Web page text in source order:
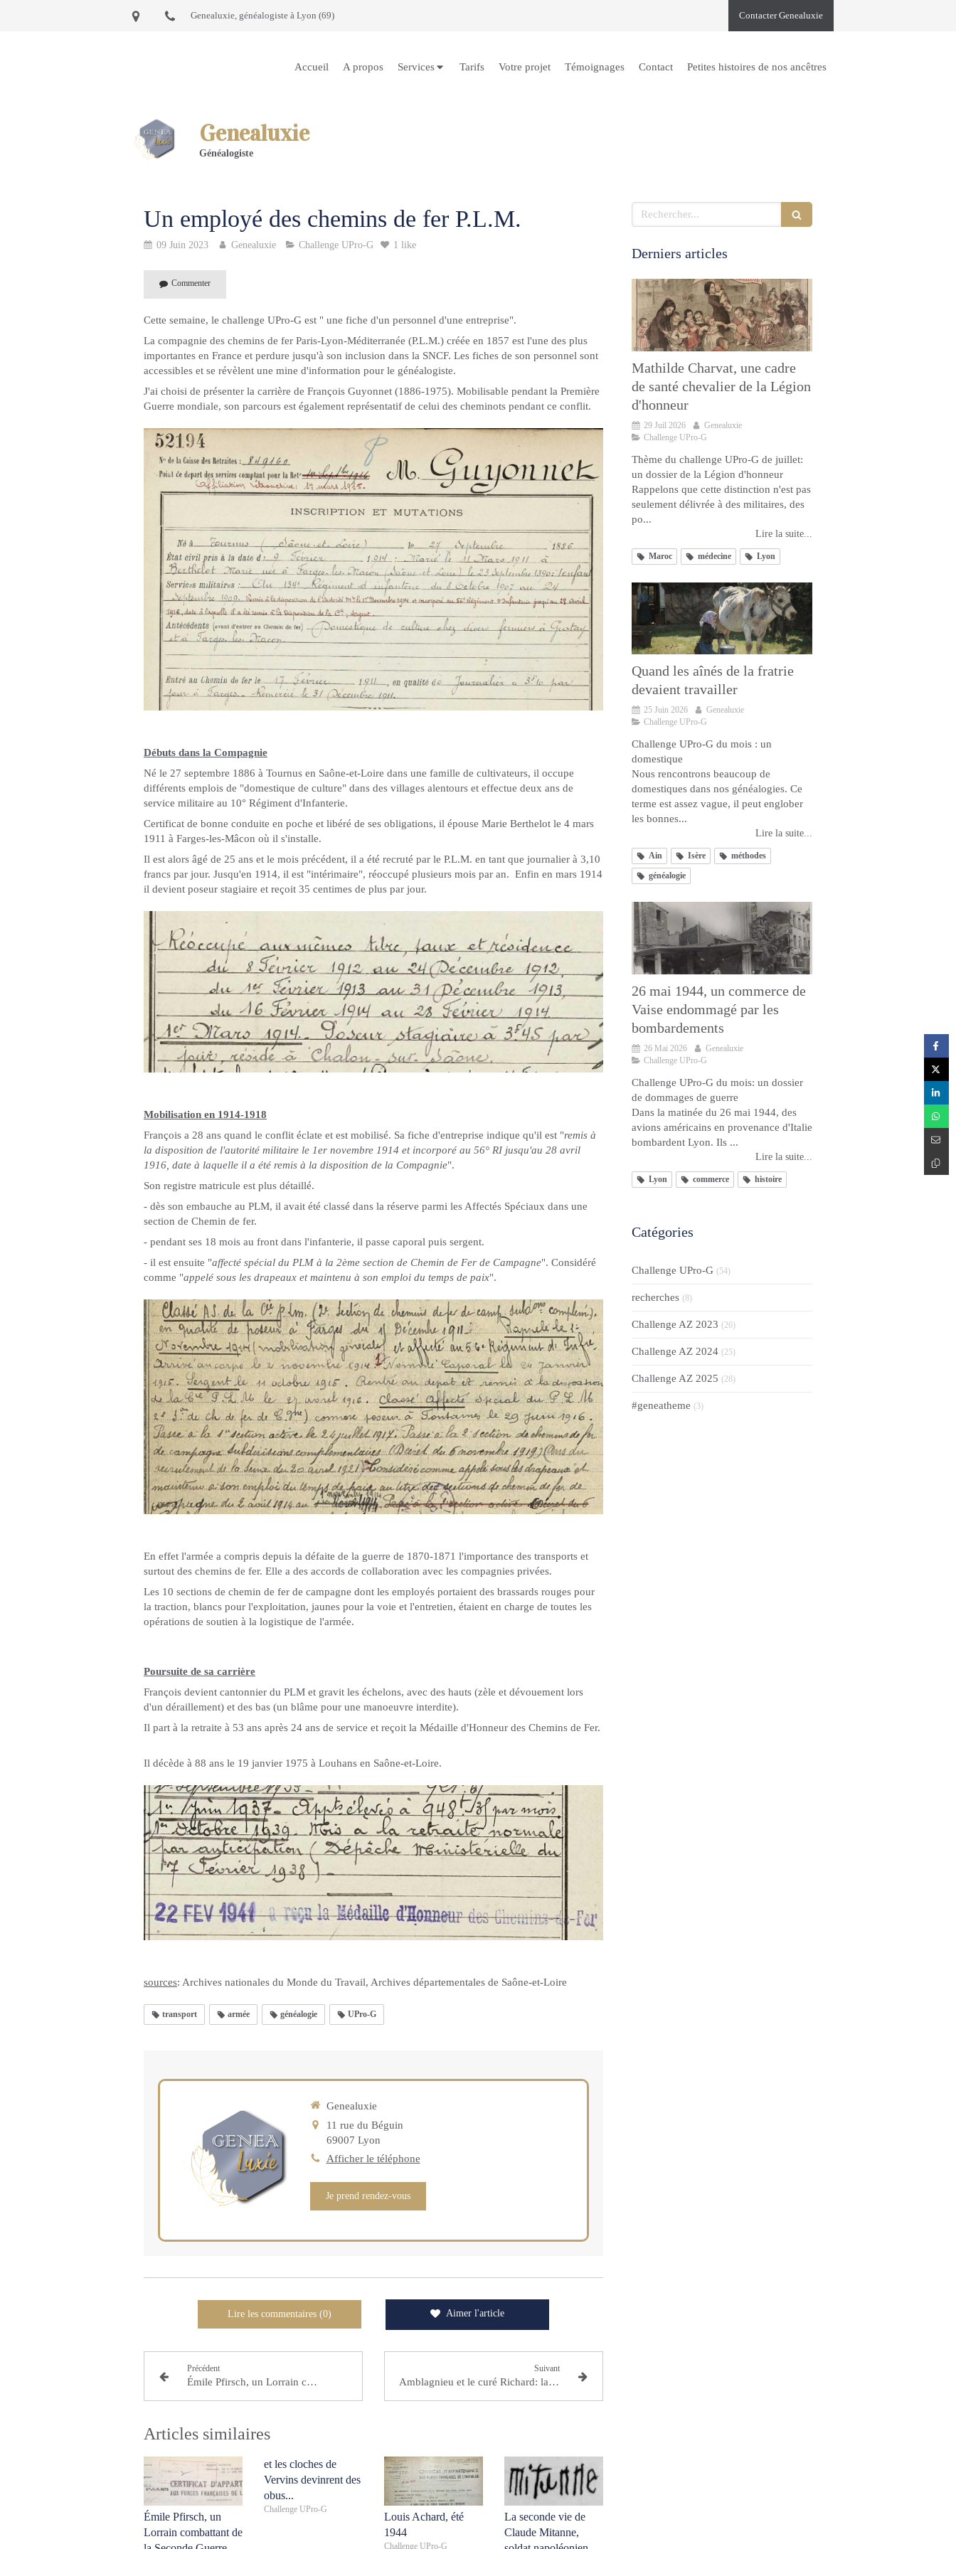
Genealuxie, généalogiste à Lyon (69) Contacter Genealuxie
Accueil A propos Services Tarifs Votre projet Témoignages Contact Petites histoires de nos ancêtres
Genealuxie
Généalogiste
Un employé des chemins de fer P.L.M.
09 Juin 2023 Genealuxie Challenge UPro-G 1 like
Commenter
Cette semaine, le challenge UPro-G est " une fiche d'un personnel d'une entreprise".
La compagnie des chemins de fer Paris-Lyon-Méditerranée (P.L.M.) créée en 1857 est l'une des plus
importantes en France et perdure jusqu'à son inclusion dans la SNCF. Les fiches de son personnel sont
accessibles et se révèlent une mine d'information pour le généalogiste.
J'ai choisi de présenter la carrière de François Guyonnet (1886-1975). Mobilisable pendant la Première
Guerre mondiale, son parcours est également représentatif de celui des cheminots pendant ce conflit.
Débuts dans la Compagnie
Né le 27 septembre 1886 à Tournus en Saône-et-Loire dans une famille de cultivateurs, il occupe
différents emplois de "domestique de culture" dans des villages alentours et effectue deux ans de
service militaire au 10° Régiment d'Infanterie.
Certificat de bonne conduite en poche et libéré de ses obligations, il épouse Marie Berthelot le 4 mars
1911 à Farges-les-Mâcon où il s'installe.
Il est alors âgé de 25 ans et le mois précédent, il a été recruté par le P.L.M. en tant que journalier à 3,10
francs par jour. Jusqu'en 1914, il est "intérimaire", réoccupé plusieurs mois par an. Enfin en mars 1914
il devient poseur stagiaire et reçoit 35 centimes de plus par jour.
Mobilisation en 1914-1918
François a 28 ans quand le conflit éclate et est mobilisé. Sa fiche d'entreprise indique qu'il est "remis à
la disposition de l'autorité militaire le 1er novembre 1914 et incorporé au 56° RI jusqu'au 28 avril
1916, date à laquelle il a été remis à la disposition de la Compagnie".
Son registre matricule est plus détaillé.
- dès son embauche au PLM, il avait été classé dans la réserve parmi les Affectés Spéciaux dans une
section de Chemin de fer.
- pendant ses 18 mois au front dans l'infanterie, il passe caporal puis sergent.
- il est ensuite "affecté spécial du PLM à la 2ème section de Chemin de Fer de Campagne". Considéré
comme "appelé sous les drapeaux et maintenu à son emploi du temps de paix".
En effet l'armée a compris depuis la défaite de la guerre de 1870-1871 l'importance des transports et
surtout des chemins de fer. Elle a des accords de collaboration avec les compagnies privées.
Les 10 sections de chemin de fer de campagne dont les employés portaient des brassards rouges pour
la traction, blancs pour l'exploitation, jaunes pour la voie et l'entretien, étaient en charge de toutes les
opérations de soutien à la logistique de l'armée.
Poursuite de sa carrière
François devient cantonnier du PLM et gravit les échelons, avec des hauts (zèle et dévouement lors
d'un déraillement) et des bas (un blâme pour une manoeuvre interdite).
Il part à la retraite à 53 ans après 24 ans de service et reçoit la Médaille d'Honneur des Chemins de Fer.
Il décède à 88 ans le 19 janvier 1975 à Louhans en Saône-et-Loire.
sources: Archives nationales du Monde du Travail, Archives départementales de Saône-et-Loire
transport armée généalogie UPro-G
Genealuxie
11 rue du Béguin
69007 Lyon
Afficher le téléphone
Je prend rendez-vous
Lire les commentaires (0) Aimer l'article
Précédent
Émile Pfirsch, un Lorrain combattant de la Seconde Guerre mondiale
Suivant
Amblagnieu et le curé Richard: la vie d'une paroisse sous l'Ancien Régime vue par son prêtre
Articles similaires
Émile Pfirsch, un
Lorrain combattant de
et les cloches de
Vervins devinrent des
obus...
Challenge UPro-G
Louis Achard, été
1944
Challenge UPro-G
La seconde vie de
Claude Mitanne,
Rechercher
Derniers articles
Mathilde Charvat, une cadre
de santé chevalier de la Légion
d'honneur
29 Juil 2026
Genealuxie
Challenge UPro-G
Thème du challenge UPro-G de juillet:
un dossier de la Légion d'honneur
Rappelons que cette distinction n'est pas
seulement délivrée à des militaires, des
po...
Lire la suite...
Maroc médecine Lyon
Quand les aînés de la fratrie
devaient travailler
25 Juin 2026
Genealuxie
Challenge UPro-G
Challenge UPro-G du mois : un
domestique
Nous rencontrons beaucoup de
domestiques dans nos généalogies. Ce
terme est assez vague, il peut englober
les bonnes...
Lire la suite...
Ain Isère
méthodes
généalogie
26 mai 1944, un commerce de
Vaise endommagé par les
bombardements
26 Mai 2026
Genealuxie
Challenge UPro-G
Challenge UPro-G du mois: un dossier
de dommages de guerre
Dans la matinée du 26 mai 1944, des
avions américains en provenance d'Italie
bombardent Lyon. Ils ...
Lire la suite...
Lyon commerce histoire
Catégories
Challenge UPro-G (54)
recherches (8)
Challenge AZ 2023 (26)
Challenge AZ 2024 (25)
Challenge AZ 2025 (28)
#geneatheme (3)